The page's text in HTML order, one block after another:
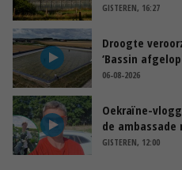
GISTEREN, 16:27
Droogte
‘Bassin
06-08-2026
Oekraïne-
de
GISTEREN, 12:00